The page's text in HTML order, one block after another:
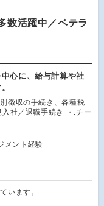
数活躍中／ベテラ
心に、給与計算や社
徴収の手続き、各種税
社／退職手続き ・.チー
メント経験
います。